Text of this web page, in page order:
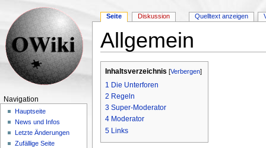
Allgemein
Inhaltsverzeichnis [Verbergen]
1 Die Unterforen
2 Regeln
3 Super-Moderator
4 Moderator
5 Links
Seite Diskussion Quelltext anzeigen
Navigation
Hauptseite
News und Infos
Letzte Änderungen
Zufällige Seite